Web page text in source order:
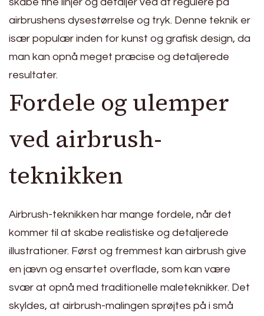
airbrushens dysestørrelse og tryk. Denne teknik er
især populær inden for kunst og grafisk design, da
man kan opnå meget præcise og detaljerede
resultater.
Fordele og ulemper
ved airbrush-
teknikken
Airbrush-teknikken har mange fordele, når det
kommer til at skabe realistiske og detaljerede
illustrationer. Først og fremmest kan airbrush give
en jævn og ensartet overflade, som kan være
svær at opnå med traditionelle maleteknikker. Det
skyldes, at airbrush-malingen sprøjtes på i små